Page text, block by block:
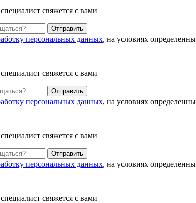
свяжется с вами
персональных данных, на условиях
свяжется с вами
персональных данных, на условиях
свяжется с вами
персональных данных, на условиях
свяжется с вами